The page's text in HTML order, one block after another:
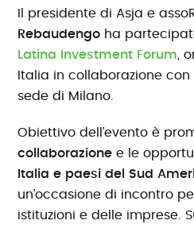
Il presidente di Asja e
Rebaudengo ha
Latina Investment Forum ,
Italia in collaborazione con
sede di Milano.
Obiettivo dell’evento è
collaborazione e le
Italia e paesi del Sud
un’occasione di incontro
istituzioni e delle imprese.